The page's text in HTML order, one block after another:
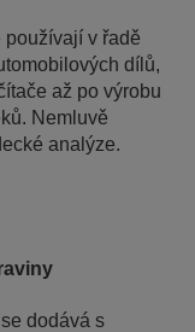
používají v řadě
dílů,
až po výrobu
Nemluvě
analýze.
dodává s